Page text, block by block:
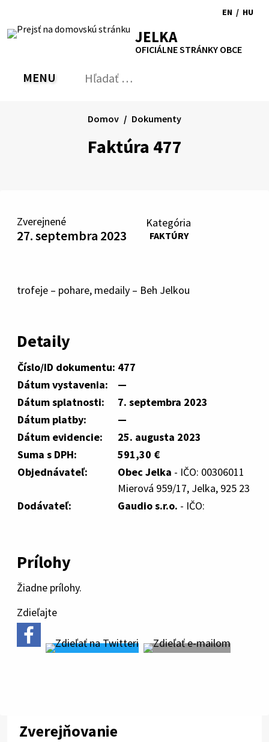
obsah
RSS MapaTlačiť
Zvýšiť
kontrast
písmapísma
EN
to
/ HU
JELKA
OFICIÁLNE STRÁNKY OBCE
PREPNÚŤ
MENU Hľadať:
Faktúra 477
Domov Dokumenty
Zverejnené
27. septembra 2023
Kategória
FAKTÚRY
trofeje – pohare, medaily – Beh Jelkou
Detaily
Číslo/ID dokumentu: 477
Dátum vystavenia:
—
Dátum splatnosti:
7. septembra 2023
Dátum platby:
—
Dátum evidencie:
25. augusta 2023
Suma s DPH:
591,30 €
Objednávateľ:
Obec Jelka - IČO: 00306011
Mierová 959/17, Jelka, 925 23
Dodávateľ:
Gaudio s.r.o. - IČO:
Prílohy
Žiadne prílohy.
Zdieľajte
Zverejňovanie